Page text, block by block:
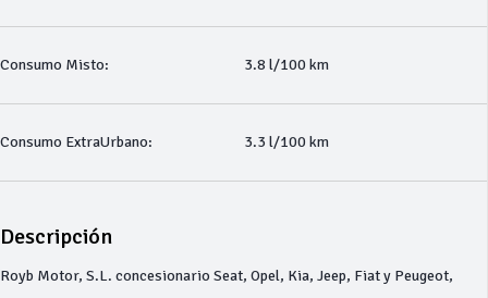
Consumo Misto: 3.8 l/100 km
Consumo ExtraUrbano: 3.3 l/100 km
Descripción
Royb Motor, S.L. concesionario Seat, Opel, Kia, Jeep, Fiat y Peugeot,